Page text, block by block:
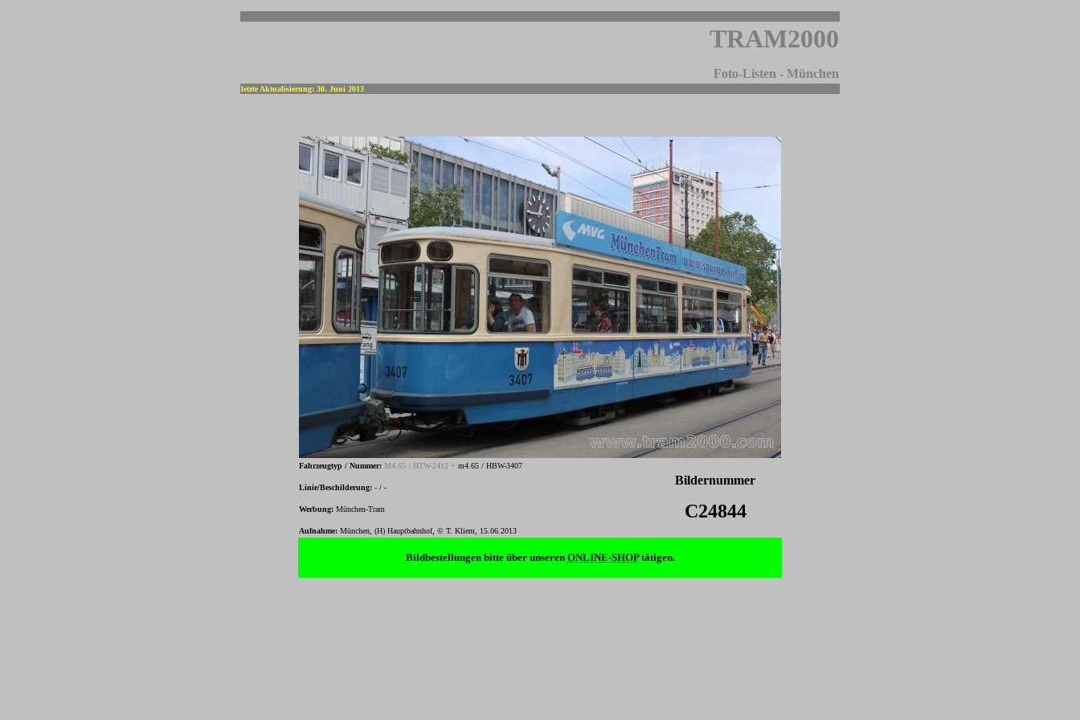
TRAM2000
Foto-Listen - München
letzte Aktualisierung: 30. Juni 2013
Fahrzeugtyp / Nummer: M4.65 / HTW-2412 + m4.65 / HBW-3407
Linie/Beschilderung: - / -
Werbung: München-Tram
Aufnahme: München, (H) Hauptbahnhof, © T. Kliem, 15.06.2013
Bildernummer
C24844
Bildbestellungen bitte über unseren ONLINE-SHOPtätigen.